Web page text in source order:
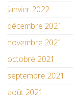
janvier 2022
décembre 2021
novembre 2021
octobre 2021
septembre 2021
août 2021